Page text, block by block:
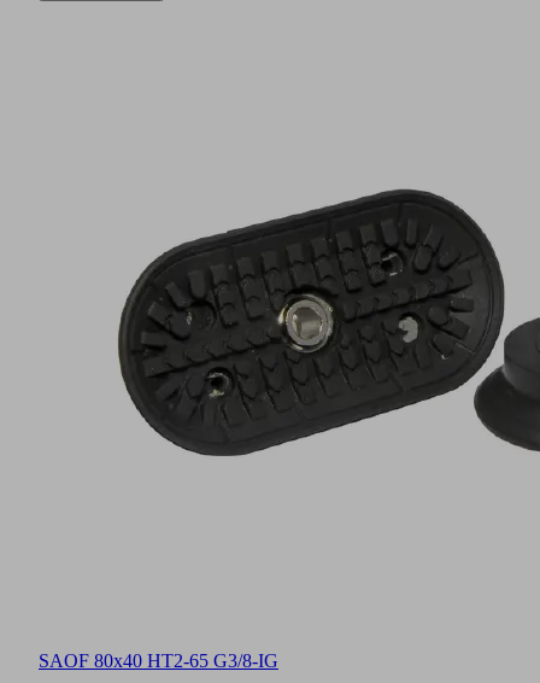
SAOF 80x40 HT2-65 G3/8-IG